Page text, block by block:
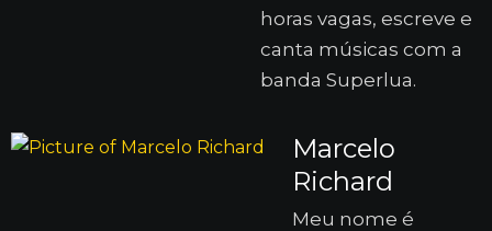
horas vagas, escreve e
canta músicas com a
banda Superlua.
Marcelo
Richard
Meu nome é